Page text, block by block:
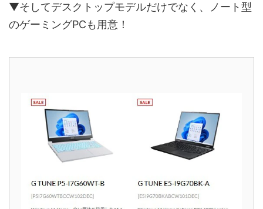
▼そしてデスクトップモデルだけでなく、ノート型
のゲーミングPCも用意！